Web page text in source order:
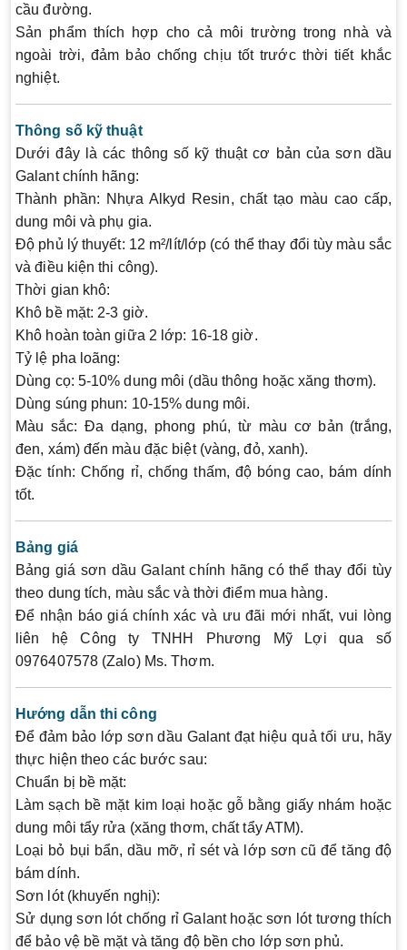
cầu đường.
Sản phẩm thích hợp cho cả môi trường trong nhà và
ngoài trời, đảm bảo chống chịu tốt trước thời tiết khắc
nghiệt.
Thông số kỹ thuật
Dưới đây là các thông số kỹ thuật cơ bản của sơn dầu
Galant chính hãng:
Thành phần: Nhựa Alkyd Resin, chất tạo màu cao cấp,
dung môi và phụ gia.
Độ phủ lý thuyết: 12 m²/lít/lớp (có thể thay đổi tùy màu sắc
và điều kiện thi công).
Thời gian khô:
Khô bề mặt: 2-3 giờ.
Khô hoàn toàn giữa 2 lớp: 16-18 giờ.
Tỷ lệ pha loãng:
Dùng cọ: 5-10% dung môi (dầu thông hoặc xăng thơm).
Dùng súng phun: 10-15% dung môi.
Màu sắc: Đa dạng, phong phú, từ màu cơ bản (trắng,
đen, xám) đến màu đặc biệt (vàng, đỏ, xanh).
Đặc tính: Chống rỉ, chống thấm, độ bóng cao, bám dính
tốt.
Bảng giá
Bảng giá sơn dầu Galant chính hãng có thể thay đổi tùy
theo dung tích, màu sắc và thời điểm mua hàng.
Để nhận báo giá chính xác và ưu đãi mới nhất, vui lòng
liên hệ Công ty TNHH Phương Mỹ Lợi qua số
0976407578 (Zalo) Ms. Thơm.
Hướng dẫn thi công
Để đảm bảo lớp sơn dầu Galant đạt hiệu quả tối ưu, hãy
thực hiện theo các bước sau:
Chuẩn bị bề mặt:
Làm sạch bề mặt kim loại hoặc gỗ bằng giấy nhám hoặc
dung môi tẩy rửa (xăng thơm, chất tẩy ATM).
Loại bỏ bụi bẩn, dầu mỡ, rỉ sét và lớp sơn cũ để tăng độ
bám dính.
Sơn lót (khuyến nghị):
Sử dụng sơn lót chống rỉ Galant hoặc sơn lót tương thích
để bảo vệ bề mặt và tăng độ bền cho lớp sơn phủ.